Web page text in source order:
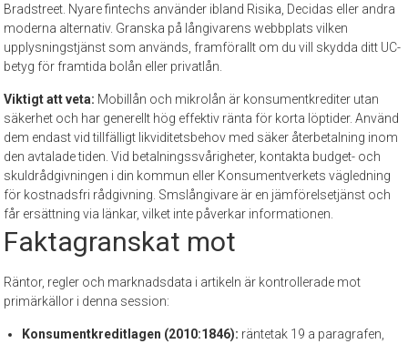
Bradstreet. Nyare fintechs använder ibland Risika, Decidas eller andra
moderna alternativ. Granska på långivarens webbplats vilken
upplysningstjänst som används, framförallt om du vill skydda ditt UC-
betyg för framtida bolån eller privatlån.
Viktigt att veta: Mobillån och mikrolån är konsumentkrediter utan
säkerhet och har generellt hög effektiv ränta för korta löptider. Använd
dem endast vid tillfälligt likviditetsbehov med säker återbetalning inom
den avtalade tiden. Vid betalningssvårigheter, kontakta budget- och
skuldrådgivningen i din kommun eller Konsumentverkets vägledning
för kostnadsfri rådgivning. Smslångivare är en jämförelsetjänst och
får ersättning via länkar, vilket inte påverkar informationen.
Faktagranskat mot
Räntor, regler och marknadsdata i artikeln är kontrollerade mot
primärkällor i denna session:
Konsumentkreditlagen (2010:1846): räntetak 19 a paragrafen,